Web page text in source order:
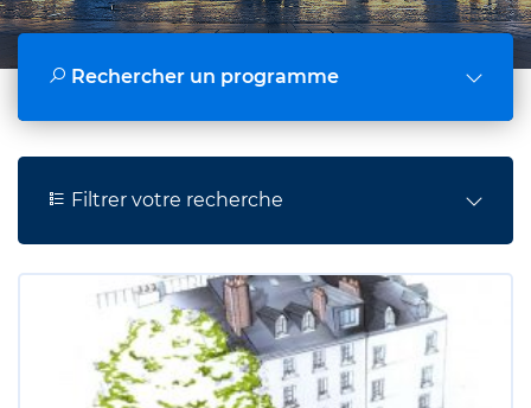
Rechercher un programme
Filtrer votre recherche